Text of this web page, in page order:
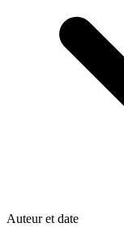
Auteur et date